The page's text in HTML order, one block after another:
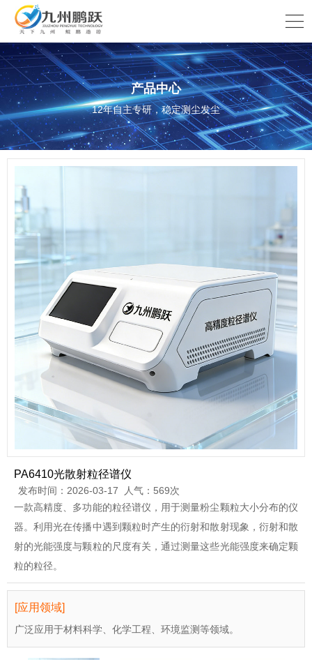
产品中心
12年自主专研，稳定测尘发尘
PA6410光散射粒径谱仪
发布时间：2026-03-17 人气：569次
一款高精度、多功能的粒径谱仪，用于测量粉尘颗粒大小分布的仪
器。利用光在传播中遇到颗粒时产生的衍射和散射现象，衍射和散
射的光能强度与颗粒的尺度有关，通过测量这些光能强度来确定颗
粒的粒径。
[应用领域]
广泛应用于材料科学、化学工程、环境监测等领域。